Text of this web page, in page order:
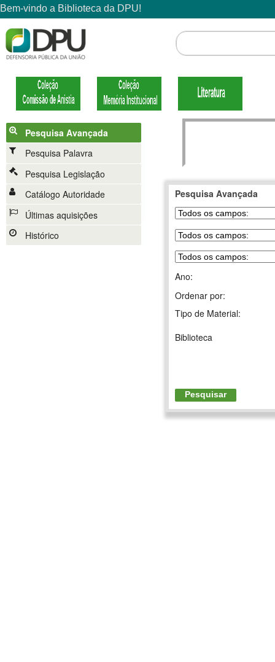
Pesquisa Avançada
Pesquisa Palavra
Pesquisa Legislação
Catálogo Autoridade
Últimas aquisições
Histórico
Pesquisa Avançada
Ano:
Ordenar por:
Tipo de Material:
Biblioteca
Pesquisar